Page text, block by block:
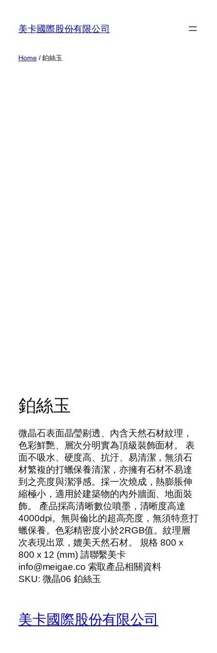
content
美卡國際股份有限公司
Home/ 鉑絲玉
鉑絲玉
微晶石表面晶瑩剔透、內含天然石材紋理，
色彩鮮艷、層次分明實為頂級裝飾面材。 表
面不吸水、硬度高、抗汙、易清潔，無須石
材繁複的打蠟保養清潔，亦擁有石材不易達
到之亮度與潔淨感。採一次燒成，熱膨脹伸
縮極小，適用於建築物的內外牆面、地面裝
飾。 產品採高清晰數位噴墨，清晰度高達
4000dpi。無與倫比的超高亮度，無須特意打
蠟保養。色彩精密度小於2RGB值。紋理層
次表現出眾，媲美天然石材。 規格 800 x
800 x 12 (mm) 請聯繫美卡
info@meigae.co 索取產品相關資料
SKU: 微晶06 鉑絲玉
美卡國際股份有限公司